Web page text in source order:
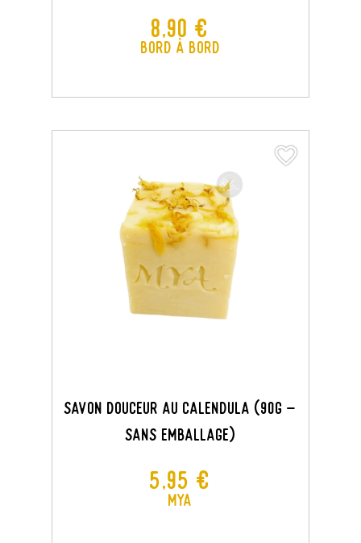
Prix
8,90 €
Bord à Bord
Savon Douceur Au Calendula (90G -
Sans Emballage)
Prix
5,95 €
MYA
favorite_border
favorite_border